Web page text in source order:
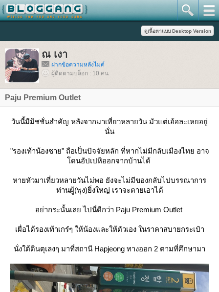
ณ เงา
ฝากข้อความหลังไมค์
ผู้ติดตามบล็อก : 10 คน
Paju Premium Outlet
วันนี้มีมิชชั่นสำคัญ หลังจากมาเที่ยวหลายวัน มัวแต่เอ้อละเหยอยู่
นั่น
"รองเท้าน้องชาย" ถือเป็นปัจจัยหลัก ที่หากไม่มีกลับเมืองไทย อาจ
ดนอัปเปหิออกจากบ้านได้
หายหัวมาเที่ยวหลายวันไม่พอ ยังจะไม่มีของกลับไปบรรณาการ
ท่านผู้(พุง)ยิ่งใหญ่ เราจะตายเอาได้
อย่ากระนั้นเลย ไปนี่ดีกว่า Paju Premium Outlet
เผื่อได้รองเท้าเกร๋ๆ ให้น้องและให้ตัวเอง ในราคาสบายกระเป๋า
นั่งใต้ดินตุเลงๆ มาที่สถานี Hapjeong ทางออก 2 ตามที่ศึกษามา